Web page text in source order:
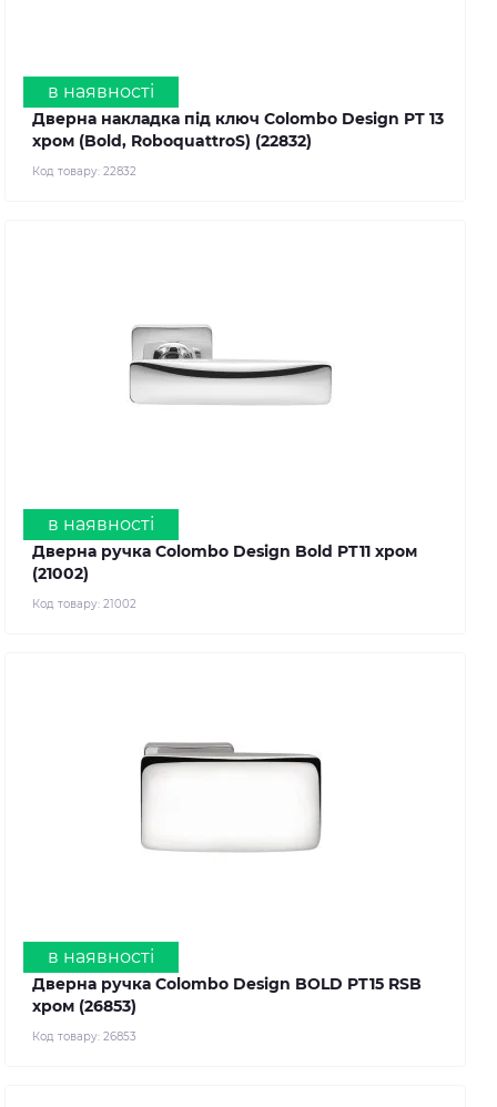
в наявності
Дверна накладка під ключ Colombo Design PT 13
хром (Bold, RoboquattroS) (22832)
Код товару: 22832
в наявності
Дверна ручка Colombo Design Bold PT11 хром
(21002)
Код товару: 21002
в наявності
Дверна ручка Colombo Design BOLD PT15 RSB
хром (26853)
Код товару: 26853